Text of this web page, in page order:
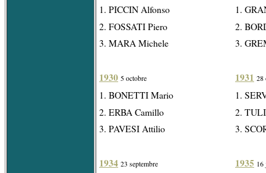
1. PICCIN Alfonso
2. FOSSATI Piero
3. MARA Michele
1930 5 octobre
1. BONETTI Mario
2. ERBA Camillo
3. PAVESI Attilio
1934 23 septembre
1.
2.
3.
1931 28
1.
2.
3.
1935 16